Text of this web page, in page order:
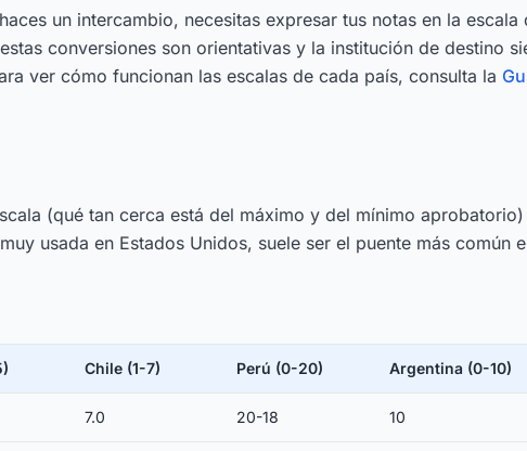
un intercambio, necesitas expresar tus notas en la
conversiones son orientativas y la institución de destino
ver cómo funcionan las escalas de cada país, consulta la
(qué tan cerca está del máximo y del mínimo
usada en Estados Unidos, suele ser el puente más común
Chile (1-7) Perú (0-20) Argentina (0-10)
7.0 20-18 10